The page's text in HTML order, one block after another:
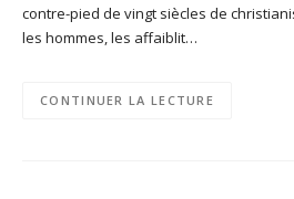
contre-pied de vingt siècles de
les hommes, les affaiblit…
CONTINUER LA LECTURE